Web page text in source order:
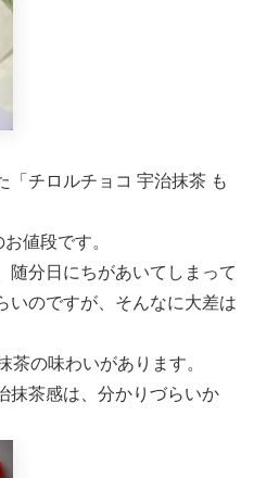
「チロルチョコ 宇治抹茶 も
値段です。
随分日にちがあいてしまって
いのですが、そんなに大差は
茶の味わいがあります。
抹茶感は、分かりづらいか